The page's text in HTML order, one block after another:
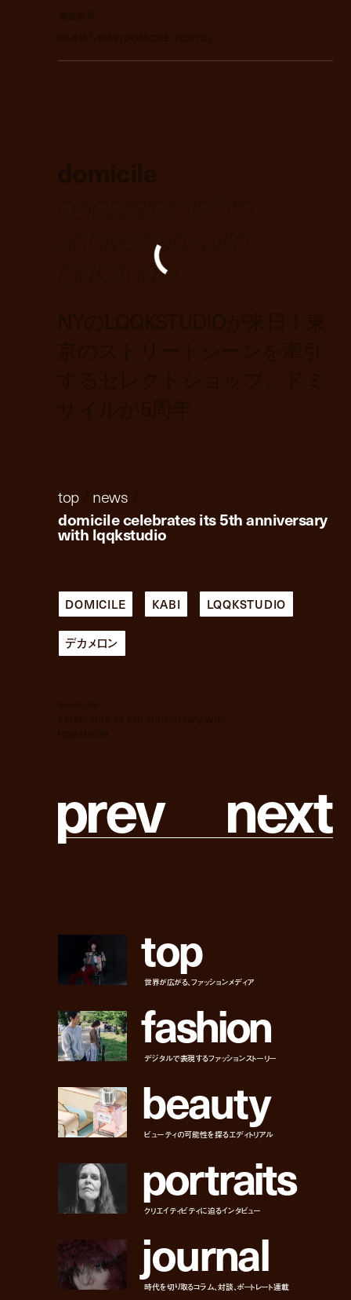
anniversary with
lqqkstudio
top/ news
domicile celebrates its 5th anniversary
with lqqkstudio
DOMICILE KABI LQQKSTUDIO
デカメロン
prev next
top
世界が広がる、ファッションメディア
fashion
デジタルで表現するファッションストーリー
beauty
ビューティの可能性を探るエディトリアル
portraits
クリエイティビティに迫るインタビュー
journal
時代を切り取るコラム、対談、ポートレート連載